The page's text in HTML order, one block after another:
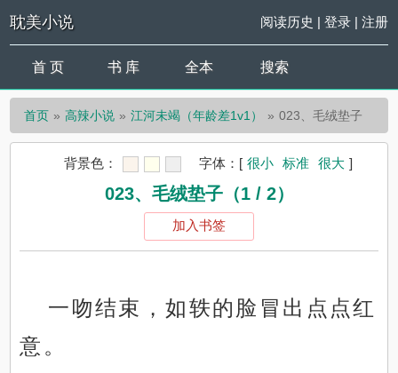
耽美小说 阅读历史 | 登录| 注册
首 页 书 库 全本 搜索
首页 高辣小说 江河未竭（年龄差1v1） 023、毛绒垫子
背景色： 字体： [ 很小 标准 很大 ]
023、毛绒垫子（1 / 2）
加入书签
一吻结束，如轶的脸冒出点点红
意。